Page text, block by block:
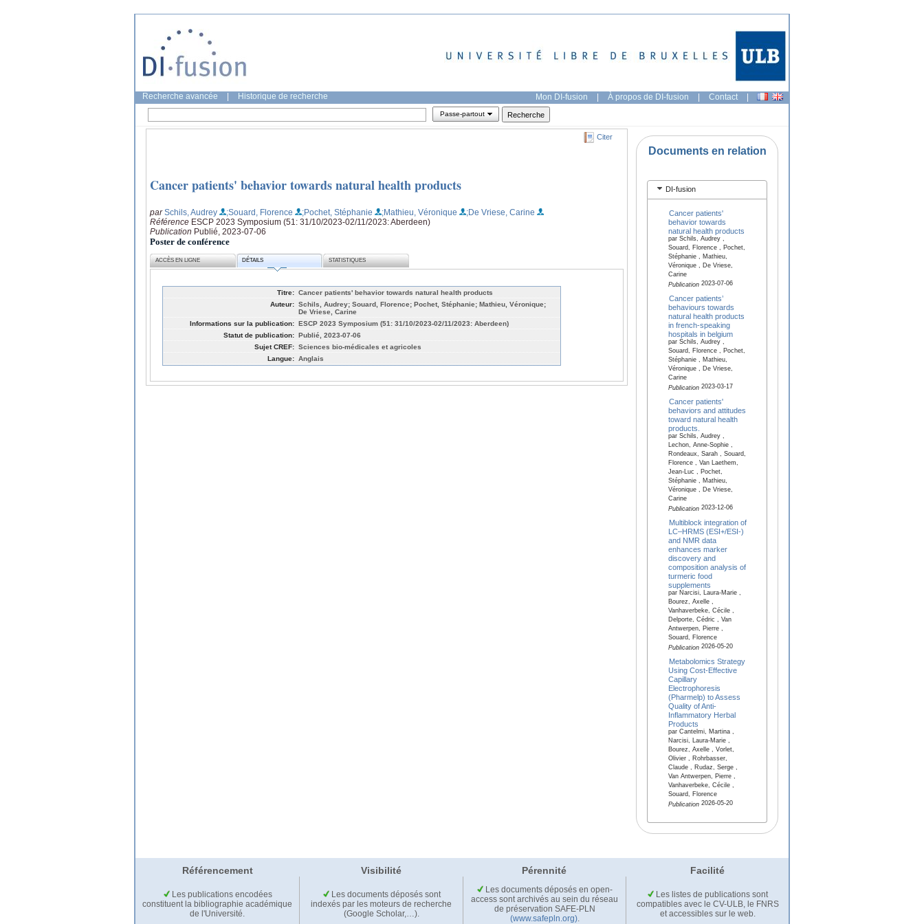
Recherche avancée Historique de recherche Mon DI-fusion | À propos de DI-fusion | Contact |
Passe-partout
Citer
Cancer patients' behavior towards natural health products
parSchils, Audrey ;Souard, Florence ;Pochet, Stéphanie ;Mathieu, Véronique
;De Vriese, Carine
Référence ESCP 2023 Symposium (51: 31/10/2023-02/11/2023: Aberdeen)
Publication Publié, 2023-07-06
Poster de conférence
ACCÈS EN LIGNE DÉTAILS STATISTIQUES
Titre: Cancer patients' behavior towards natural health products
Auteur: Schils, Audrey; Souard, Florence; Pochet, Stéphanie; Mathieu, Véronique;
De Vriese, Carine
Informations sur la publication: ESCP 2023 Symposium (51: 31/10/2023-02/11/2023: Aberdeen)
Statut de publication: Publié, 2023-07-06
Sujet CREF: Sciences bio-médicales et agricoles
Langue: Anglais
Documents en relation
DI-fusion
Cancer patients'
behavior towards
natural health products
par Schils, Audrey ,
Souard, Florence , Pochet,
Stéphanie , Mathieu,
Véronique , De Vriese,
Carine
Publication2023-07-06
Cancer patients’
behaviours towards
natural health products
in french-speaking
hospitals in belgium
par Schils, Audrey ,
Souard, Florence , Pochet,
Stéphanie , Mathieu,
Véronique , De Vriese,
Carine
Publication2023-03-17
Cancer patients'
behaviors and attitudes
toward natural health
products.
par Schils, Audrey ,
Lechon, Anne-Sophie ,
Rondeaux, Sarah , Souard,
Florence , Van Laethem,
Jean-Luc , Pochet,
Stéphanie , Mathieu,
Véronique , De Vriese,
Carine
Publication2023-12-06
Multiblock integration of
LC–HRMS (ESI+/ESI-)
and NMR data
enhances marker
discovery and
composition analysis of
turmeric food
supplements
par Narcisi, Laura-Marie ,
Bourez, Axelle ,
Vanhaverbeke, Cécile ,
Delporte, Cédric , Van
Antwerpen, Pierre ,
Souard, Florence
Publication2026-05-20
Metabolomics Strategy
Using Cost-Effective
Capillary
Electrophoresis
(Pharmelp) to Assess
Quality of Anti-
Inflammatory Herbal
Products
par Cantelmi, Martina ,
Narcisi, Laura-Marie ,
Bourez, Axelle , Vorlet,
Olivier , Rohrbasser,
Claude , Rudaz, Serge ,
Van Antwerpen, Pierre ,
Vanhaverbeke, Cécile ,
Souard, Florence
Publication2026-05-20
Référencement Visibilité Pérennité Facilité
Les publications encodées
constituent la bibliographie académique
de l'Université.
Les documents déposés sont
indexés par les moteurs de recherche
(Google Scholar,…).
Les documents déposés en open-
access sont archivés au sein du réseau
de préservation SAFE-PLN
(www.safepln.org).
Les listes de publications sont
compatibles avec le CV-ULB, le FNRS
et accessibles sur le web.